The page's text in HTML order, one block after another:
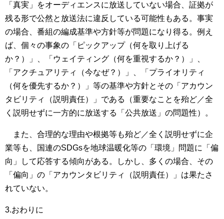
「真実」をオーディエンスに放送していない場合、証拠が
残る形で公然と放送法に違反している可能性もある。事実
の場合、番組の編成基準や方針等が問題になり得る。例え
ば、個々の事象の「ピックアップ（何を取り上げる
か？）」、「ウェイティング（何を重視するか？）」、
「アクチュアリティ（今なぜ？）」、「プライオリティ
（何を優先するか？）」等の基準や方針とその「アカウン
タビリティ（説明責任）」である（重要なことを殆ど／全
く説明せずに一方的に放送する「公共放送」の問題性）。
また、合理的な理由や根拠等も殆ど／全く説明せずに企
業等も、国連のSDGsを地球温暖化等の「環境」問題に「偏
向」して応答する傾向がある。しかし、多くの場合、その
「偏向」の「アカウンタビリティ（説明責任）」は果たさ
れていない。
3.おわりに